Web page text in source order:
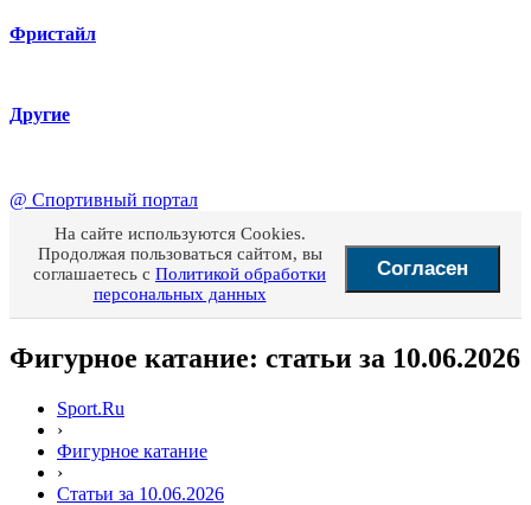
Фристайл
Другие
@ Спортивный портал
На сайте используются Cookies.
Продолжая пользоваться сайтом, вы
соглашаетесь с Политикой обработки
персональных данных
Согласен
Фигурное катание: статьи за 10.06.2026
Sport.Ru
›
Фигурное катание
›
Статьи за 10.06.2026